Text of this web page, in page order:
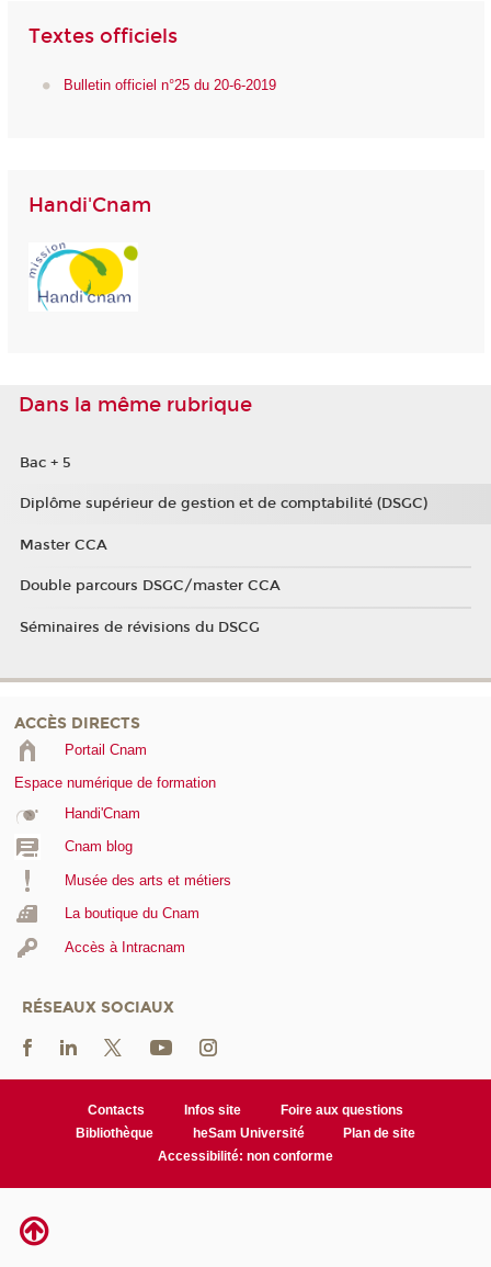
Textes officiels
Bulletin officiel n°25 du 20-6-2019
Handi'Cnam
Dans la même rubrique
Bac + 5
Diplôme supérieur de gestion et de comptabilité (DSGC)
Master CCA
Double parcours DSGC/master CCA
Séminaires de révisions du DSCG
ACCÈS DIRECTS
Portail Cnam
Espace numérique de formation
Handi'Cnam
Cnam blog
Musée des arts et métiers
La boutique du Cnam
Accès à Intracnam
RÉSEAUX SOCIAUX
Contacts Infos site
Foire aux questions
Bibliothèque
heSam Université
Plan de site
Accessibilité: non conforme